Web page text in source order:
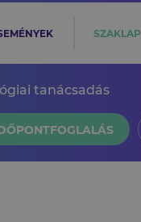
SZAKLAP
tanácsadás